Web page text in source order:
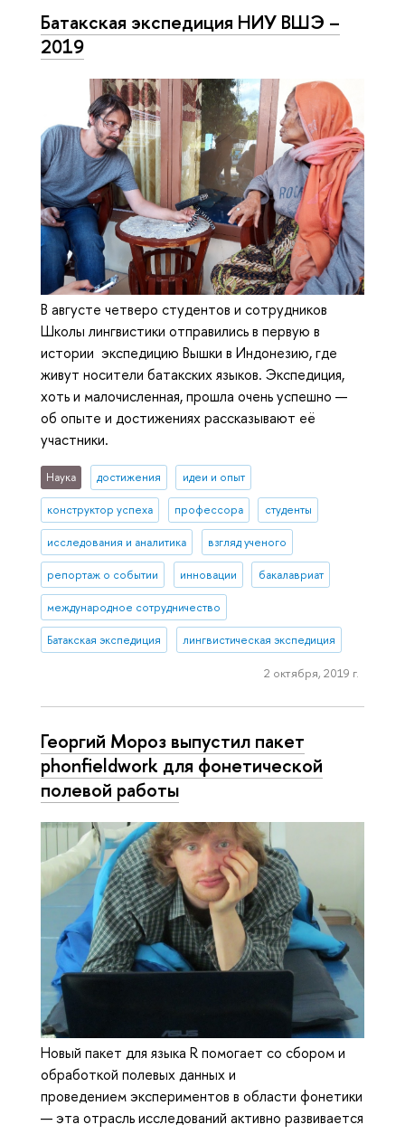
Батакская экспедиция НИУ ВШЭ –
2019
В августе четверо студентов и сотрудников
Школы лингвистики отправились в первую в
истории экспедицию Вышки в Индонезию, где
живут носители батакских языков. Экспедиция,
хоть и малочисленная, прошла очень успешно —
об опыте и достижениях рассказывают её
участники.
Наука достижения идеи и опыт
конструктор успеха профессора студенты
исследования и аналитика взгляд ученого
репортаж о событии инновации бакалавриат
международное сотрудничество
Батакская экспедиция лингвистическая экспедиция
2 октября, 2019 г.
Георгий Мороз выпустил пакет
phonfieldwork для фо­не­ти­че­ской
полевой работы
Новый пакет для языка R помогает со сбором и
обработкой полевых данных и
проведением экспериментов в области фонетики
— эта отрасль исследований активно развивается